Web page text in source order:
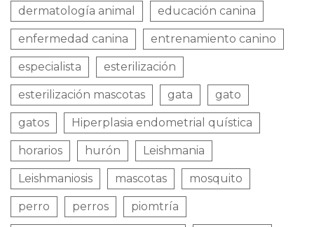
dermatología animal educación canina
enfermedad canina entrenamiento canino
especialista esterilización
esterilización mascotas gata gato
gatos Hiperplasia endometrial quística
horarios hurón Leishmania
Leishmaniosis mascotas mosquito
perro perros piomtría